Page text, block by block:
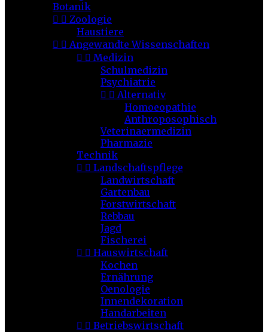
Botanik
  Zoologie
Haustiere
  Angewandte Wissenschaften
  Medizin
Schulmedizin
Psychiatrie
  Alternativ
Homoeopathie
Anthroposophisch
Veterinaermedizin
Pharmazie
Technik
  Landschaftspflege
Landwirtschaft
Gartenbau
Forstwirtschaft
Rebbau
Jagd
Fischerei
  Hauswirtschaft
Kochen
Ernährung
Oenologie
Innendekoration
Handarbeiten
  Betriebswirtschaft